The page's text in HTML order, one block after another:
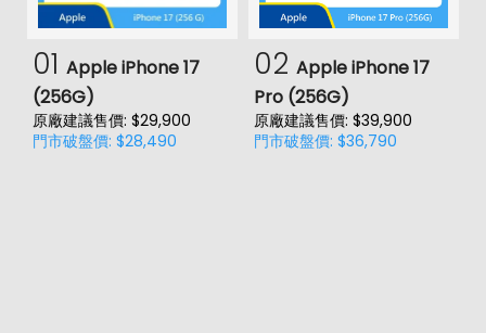
01 Apple iPhone 17
(256G)
原廠建議售價: $29,900
門市破盤價: $28,490
02 Apple iPhone 17
Pro (256G)
原廠建議售價: $39,900
門市破盤價: $36,790